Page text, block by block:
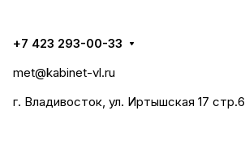
+7 423 293-00-33
met@kabinet-vl.ru
г. Владивосток, ул. Иртышская 17 стр.6